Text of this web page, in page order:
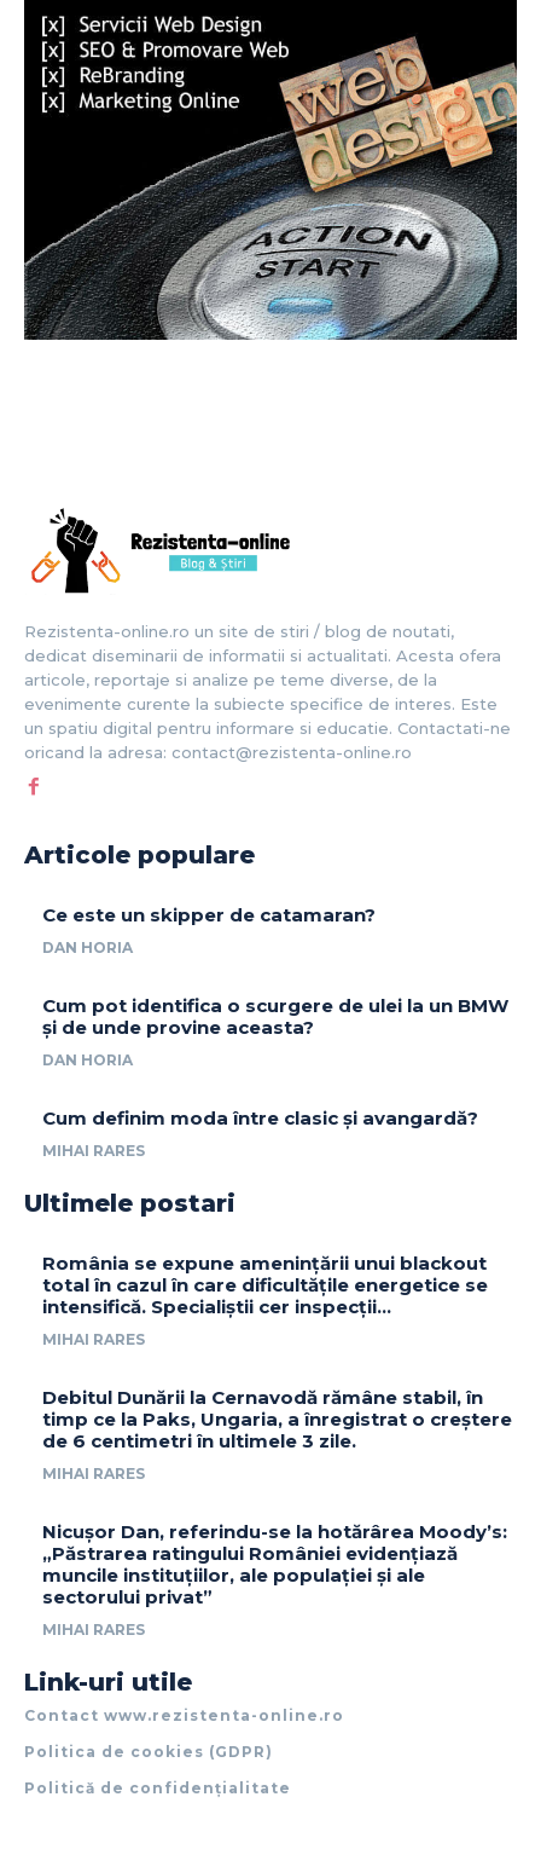
Rezistenta-online.ro un site de stiri / blog de noutati,
dedicat diseminarii de informatii si actualitati. Acesta ofera
articole, reportaje si analize pe teme diverse, de la
evenimente curente la subiecte specifice de interes. Este
un spatiu digital pentru informare si educatie. Contactati-ne
oricand la adresa: contact@rezistenta-online.ro
Articole populare
Ce este un skipper de catamaran?
DAN HORIA
Cum pot identifica o scurgere de ulei la un BMW
și de unde provine aceasta?
DAN HORIA
Cum definim moda între clasic și avangardă?
MIHAI RARES
Ultimele postari
România se expune amenințării unui blackout
total în cazul în care dificultățile energetice se
intensifică. Specialiștii cer inspecții…
MIHAI RARES
Debitul Dunării la Cernavodă rămâne stabil, în
timp ce la Paks, Ungaria, a înregistrat o creștere
de 6 centimetri în ultimele 3 zile.
MIHAI RARES
Nicușor Dan, referindu-se la hotărârea Moody’s:
„Păstrarea ratingului României evidențiază
muncile instituțiilor, ale populației și ale
sectorului privat”
MIHAI RARES
Link-uri utile
Contact www.rezistenta-online.ro
Politica de cookies (GDPR)
Politică de confidențialitate